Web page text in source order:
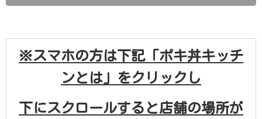
※スマホの方は下記「ポキ丼キッチ
ンとは」をクリックし
下にスクロールすると店舗の場所が
注文はこちら
お問い合わせ